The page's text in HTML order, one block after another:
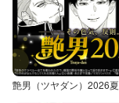
艶男（ツヤダン）2026夏